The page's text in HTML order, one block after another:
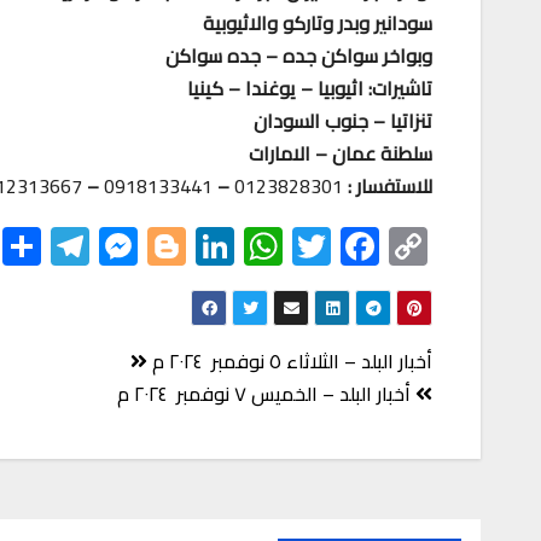
سودانير وبدر وتاركو والاثيوبية
وبواخر سواكن جده – جده سواكن
تاشيرات: اثيوبيا – يوغندا – كينيا
تنزاتيا – جنوب السودان
سلطنة عمان – الامارات
للاستفسار : 0123828301
–
0918133441
–
C
o
p
y
Li
nk
F
ac
eb
o
o
k
T
wi
tt
er
W
h
at
s
A
p
p
Li
nk
ed
In
Bl
o
er
M
es
r
Te
le
تصفّح
المقالات
أخبار البلد – الثلاثاء ٥ نوفمبر ٢٠٢٤ م
أخبار البلد – الخميس ٧ نوفمبر ٢٠٢٤ م